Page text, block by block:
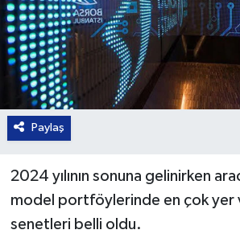
Paylaş
2024 yılının sonuna gelinirken
model portföylerinde en çok yer
senetleri belli oldu.